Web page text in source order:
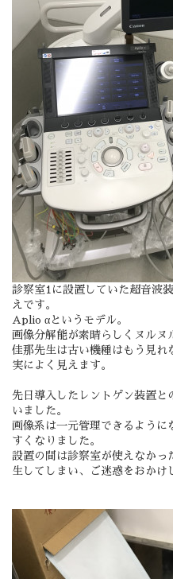
診察室1に設置していた超音波
えです。
Aplio αというモデル。
画像分解能が素晴らしくヌルヌ
佳那先生は古い機種はもう見れ
実によく見えます。
先日導入したレントゲン装置と
いました。
画像系は一元管理できるように
すくなりました。
設置の間は診察室が使えなかっ
生してしまい、ご迷惑をおかけ